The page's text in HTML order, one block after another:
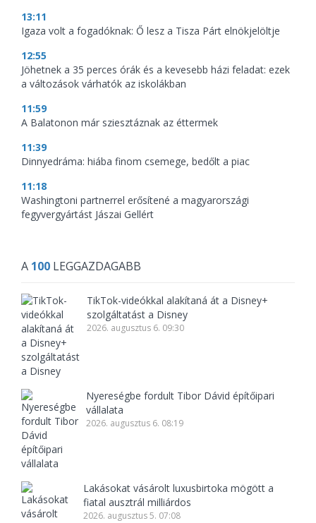
13:11
Igaza volt a fogadóknak: Ő lesz a Tisza Párt elnökjelöltje
12:55
Jöhetnek a 35 perces órák és a kevesebb házi feladat: ezek
a változások várhatók az iskolákban
11:59
A Balatonon már sziesztáznak az éttermek
11:39
Dinnyedráma: hiába finom csemege, bedőlt a piac
11:18
Washingtoni partnerrel erősítené a magyarországi
fegyvergyártást Jászai Gellért
A 100 LEGGAZDAGABB
TikTok-videókkal alakítaná át a Disney+
szolgáltatást a Disney
2026. augusztus 6. 09:30
Nyereségbe fordult Tibor Dávid építőipari
vállalata
2026. augusztus 6. 08:19
Lakásokat vásárolt luxusbirtoka mögött a
fiatal ausztrál milliárdos
2026. augusztus 5. 07:08